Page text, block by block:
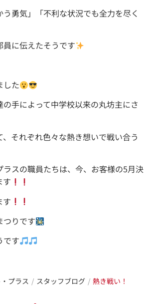
う勇気」「不利な状況でも全力を尽く
員に伝えたそうです
した
の手によって中学校以来の丸坊主にさ
それぞれ色々な熱き想いで戦い合う
スの職員たちは、今、お客様の5月決
す
す
つりです
です
プラス スタッフブログ 熱き戦い！